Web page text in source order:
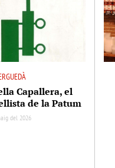
Capallera, el
de la Patum
del 2026